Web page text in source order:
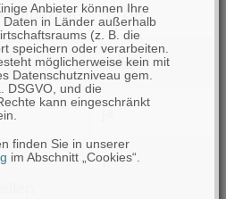
Anbieter können Ihre
in Länder außerhalb
(z. B. die
speichern oder verarbeiten.
möglicherweise kein mit
Datenschutzniveau gem.
DSGVO, und die
kann eingeschränkt
finden Sie in unserer
im Abschnitt „Cookies“.
32 GB
nein
ja
2